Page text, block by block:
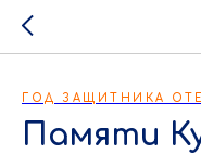
ГОД ЗАЩИТНИКА
Памяти